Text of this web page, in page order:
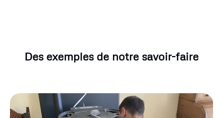
Des exemples de notre savoir-faire